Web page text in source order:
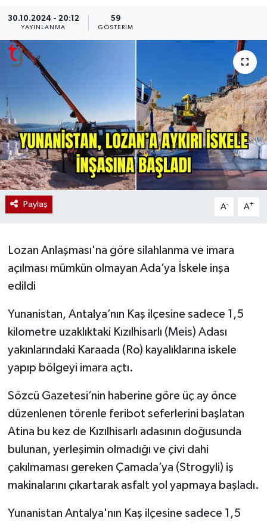
30.10.2024 - 20:12
YAYINLANMA
59
GÖSTERIM
Paylaş A- A+
Lozan Anlaşması'na göre silahlanma ve imara
açılması mümkün olmayan Ada’ya İskele inşa
edildi
Yunanistan, Antalya’nın Kaş ilçesine sadece 1,5
kilometre uzaklıktaki Kızılhisarlı (Meis) Adası
yakınlarındaki Karaada (Ro) kayalıklarına iskele
yapıp bölgeyi imara açtı.
Sözcü Gazetesi’nin haberine göre üç ay önce
düzenlenen törenle feribot seferlerini başlatan
Atina bu kez de Kızılhisarlı adasının doğusunda
bulunan, yerleşimin olmadığı ve çivi dahi
çakılmaması gereken Çamada’ya (Strogyli) iş
makinalarını çıkartarak asfalt yol yapmaya başladı.
Yunanistan Antalya'nın Kaş ilçesine sadece 1,5
TÜRKİYE